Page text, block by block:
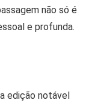
não só é
e profunda.
edição notável